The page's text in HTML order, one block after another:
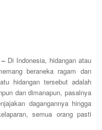
Di Indonesia, hidangan atau
beraneka ragam dan
hidangan tersebut adalah
dan dimanapun, pasalnya
dagangannya hingga
semua orang pasti